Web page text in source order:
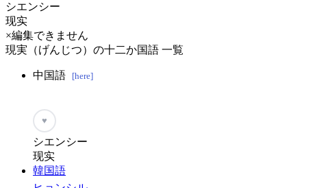
シエンシー
现实
×編集できません
現実（げんじつ）の十二か国語 一覧
中国語 [here]
♥
シエンシー
现实
韓国語